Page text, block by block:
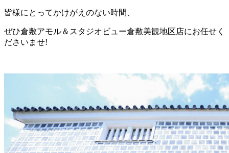
皆様にとってかけがえのない時間、
ぜひ倉敷アモル＆スタジオビュー倉敷美観地区店にお任せく
ださいませ!